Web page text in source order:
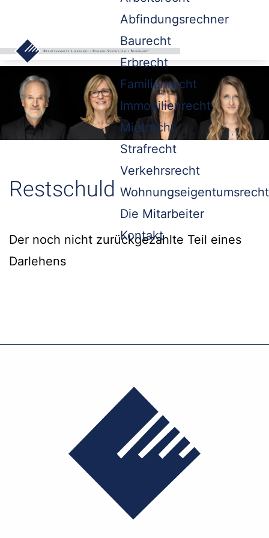
Abfindungsrechner
Baurecht
Erbrecht
Familienrecht
Immobilienrecht
Mietrecht
Strafrecht
Verkehrsrecht
Wohnungseigentumsrecht
Die Mitarbeiter
Kontakt
Restschuld
Der noch nicht zurückgezahlte Teil eines
Darlehens